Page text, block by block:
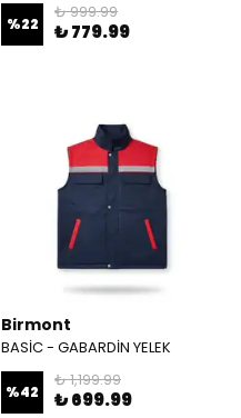
%22
₺ 999.99
₺ 779.99
Birmont
BASİC - GABARDİN YELEK
%42
₺ 1,199.99
₺ 699.99